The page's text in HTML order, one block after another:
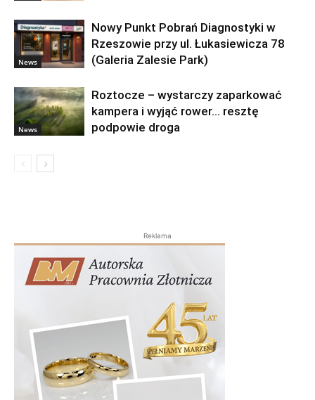
News
Nowy Punkt Pobrań Diagnostyki w
Rzeszowie przy ul. Łukasiewicza 78
(Galeria Zalesie Park)
News
Roztocze – wystarczy zaparkować
kampera i wyjąć rower… resztę
podpowie droga
Reklama